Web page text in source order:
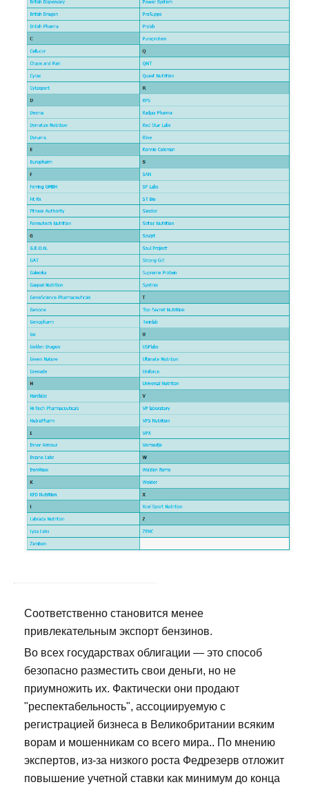
Соответственно становится менее
привлекательным экспорт бензинов.
Во всех государствах облигации — это способ
безопасно разместить свои деньги, но не
приумножить их. Фактически они продают
"респектабельность", ассоциируемую с
регистрацией бизнеса в Великобритании всяким
ворам и мошенникам со всего мира.. По мнению
экспертов, из-за низкого роста Федрезерв отложит
повышение учетной ставки как минимум до конца